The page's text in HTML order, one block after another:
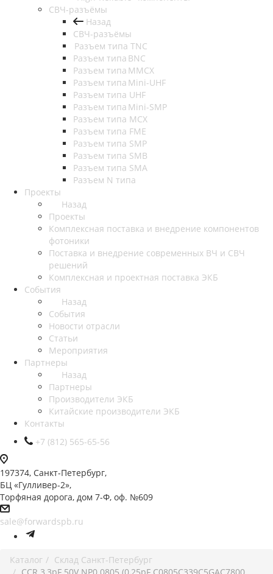
СВЧ-разъёмы
Назад
СВЧ-разъёмы
Разъем типа TNC
Разъем типа BNC
Разъем типа MMCX
Разъем типа Mini-UHF
Разъем типа UHF
Разъем типа Mini-SMP
Разъем типа MCX
Разъем типа FME
Разъем типа SMP
Разъем типа SMB
Разъем типа SMA
Разъем N типа
Проекты
Назад
Проекты
Комплексная поставка и внедрение компонентов
фотоники
Поставка и внедрение современных ВЧ и СВЧ
решений
Комплексная и проектная поставка ЭКБ
События
Назад
События
Новости отрасли
Статьи
Мероприятия
Партнеры
Назад
Партнеры
Производители ЭКБ
Китайские производители ЭКБ
Контакты
+7 (812) 565-65-56
197374, Санкт-Петербург,
БЦ «Гулливер-2»,
Торфяная дорога, дом 7-Ф, оф. №609
sale@forwardspb.ru
Каталог
Cклад Санкт-Петербург